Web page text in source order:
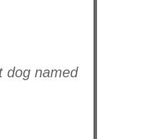
dog named